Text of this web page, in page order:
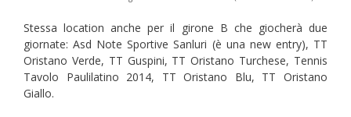
Stessa location anche per il girone B che giocherà due
giornate: Asd Note Sportive Sanluri (è una new entry), TT
Oristano Verde, TT Guspini, TT Oristano Turchese, Tennis
Tavolo Paulilatino 2014, TT Oristano Blu, TT Oristano
Giallo.